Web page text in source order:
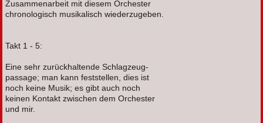
Zusammenarbeit mit diesem Orchester
chronologisch musikalisch wiederzugeben.
Takt 1 - 5:
Eine sehr zurückhaltende Schlagzeug-
passage; man kann feststellen, dies ist
noch keine Musik; es gibt auch noch
keinen Kontakt zwischen dem Orchester
und mir.